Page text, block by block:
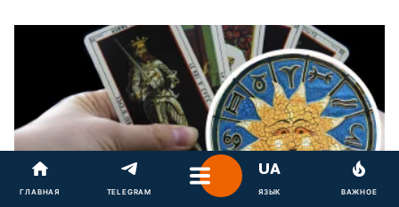
ГЛАВНАЯ TELEGRAM ЯЗЫК ВАЖНОЕ